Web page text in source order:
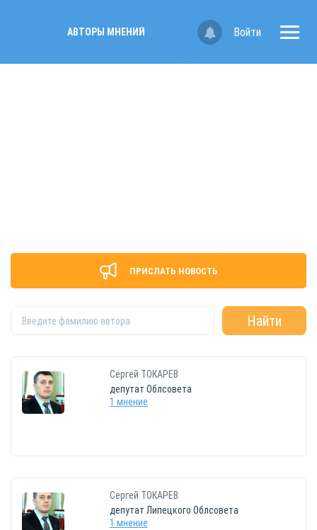
АВТОРЫ МНЕНИЙ Войти
ПРИСЛАТЬ НОВОСТЬ
Сергей ТОКАРЕВ
депутат Облсовета
1 мнение
Сергей ТОКАРЕВ
депутат Липецкого Облсовета
1 мнение